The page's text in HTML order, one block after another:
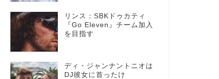
リンス：SBKドゥカティ
『Go Eleven』チーム加入
を目指す
ディ・ジャンナントニオは
DJ彼女に首ったけ